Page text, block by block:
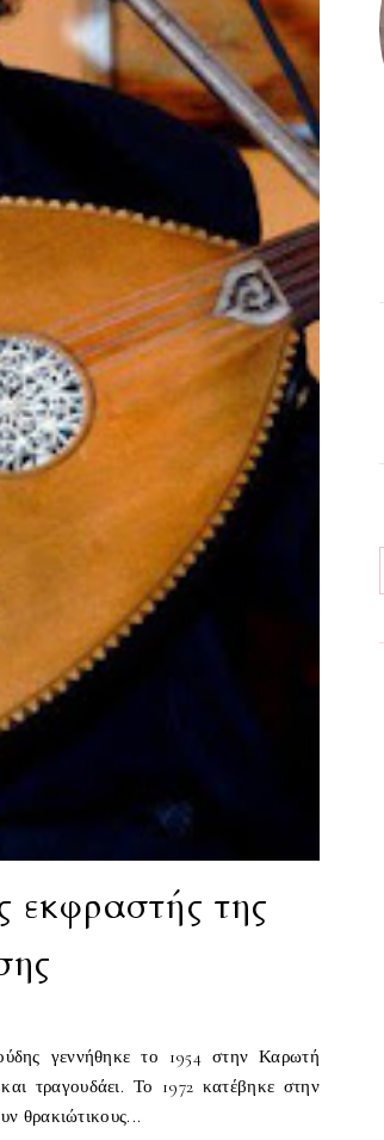
της
γεννήθηκε το 1954 στην Καρωτή
τραγουδάει. Το 1972 κατέβηκε στην
θρακιώτικους...